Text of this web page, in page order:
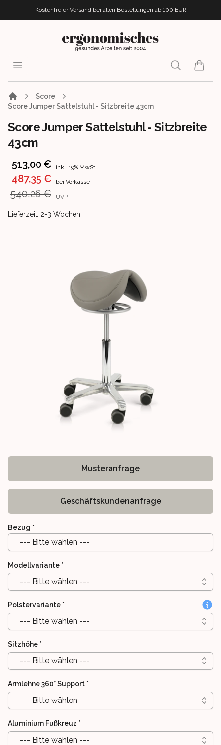
Kostenfreier Versand bei allen Bestellungen ab 100 EUR
ergonomisches.de
Open menu Search
items
Score
Score Jumper Sattelstuhl - Sitzbreite 43cm
Score Jumper Sattelstuhl - Sitzbreite
43cm
Product information
513,00 € inkl. 19% MwSt.
487,35 € bei Vorkasse
540,26 € UVP
Product delivery information
Lieferzeit: 2-3 Wochen
Musteranfrage
Geschäftskundenanfrage
Bezug *
--- Bitte wählen ---
Modellvariante *
--- Bitte wählen ---
Polstervariante *
--- Bitte wählen ---
Sitzhöhe *
--- Bitte wählen ---
Armlehne 360° Support *
--- Bitte wählen ---
Aluminium Fußkreuz *
--- Bitte wählen ---